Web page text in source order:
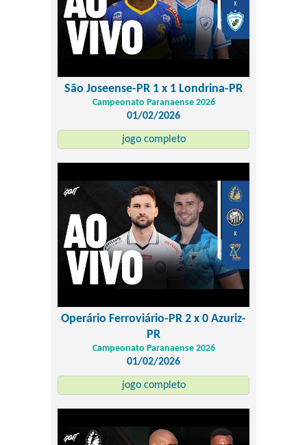
São Joseense-PR 1 x 1 Londrina-PR
Campeonato Paranaense 2026
01/02/2026
jogo completo
Operário Ferroviário-PR 2 x 0 Azuriz-
PR
Campeonato Paranaense 2026
01/02/2026
jogo completo